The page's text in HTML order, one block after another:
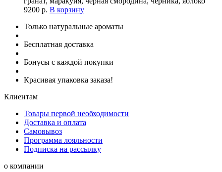
9200 р. В корзину
Только натуральные ароматы
Бесплатная доставка
Бонусы с каждой покупки
Красивая упаковка заказа!
Клиентам
Товары первой необходимости
Доставка и оплата
Самовывоз
Программа лояльности
Подписка на рассылку
о компании